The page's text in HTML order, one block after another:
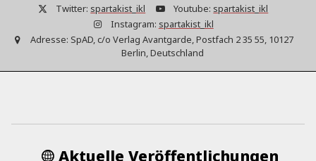
Twitter: spartakist_ikl Youtube: spartakist_ikl
Instagram: spartakist_ikl
Adresse: SpAD, c/o Verlag Avantgarde, Postfach 2 35 55, 10127
Berlin, Deutschland
Aktuelle Veröffentlichungen